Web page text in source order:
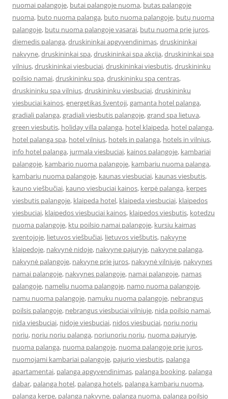
nuomai palangoje, butai palangoje nuoma, butas palangoje
nuoma, buto nuoma palanga, buto nuoma palangoje, butų nuoma
palangoje, butu nuoma palangoje vasarai, butu nuoma prie juros,
diemedis palanga,druskininkai apgyvendinimas,druskininkai
nakvyne,druskininkai spa,druskininkai spa akcija,druskininkai spa
vilnius,druskininkai viesbuciai,druskininkai viesbutis,druskininku
poilsio namai,druskininku spa,druskininku spa centras,
druskininku spa vilnius,druskininku viesbuciai,druskininku
viesbuciai kainos,energetikas šventoji,gamanta hotel palanga,
gradiali palanga,gradiali viesbutis palangoje,grand spa lietuva,
green viesbutis, holiday villa palanga, hotel klaipeda, hotel palanga,
hotel palanga spa, hotel vilnius, hotels in palanga, hotels in vilnius,
info hotel palanga, jurmala viesbuciai, kainos palangoje, kambariai
palangoje, kambario nuoma palangoje, kambariu nuoma palanga,
kambarių nuoma palangoje, kaunas viesbuciai, kaunas viesbutis,
kauno viešbučiai, kauno viesbuciai kainos, kerpė palanga, kerpes
viesbutis palangoje, klaipeda hotel, klaipeda viesbuciai, klaipedos
viesbuciai, klaipedos viesbuciai kainos, klaipedos viesbutis, kotedzu
nuoma palangoje, ktu poilsio namai palangoje, kursiu kaimas
sventojoje, lietuvos viešbučiai, lietuvos viešbutis, nakvyne
klaipedoje, nakvynė nidoje, nakvyne pajuryje, nakvyne palanga,
nakvynė palangoje, nakvyne prie juros, nakvynė vilniuje, nakvynes
namai palangoje, nakvynes palangoje, namai palangoje, namas
palangoje, namelių nuoma palangoje, namo nuoma palangoje,
namu nuoma palangoje, namuku nuoma palangoje, nebrangus
poilsis palangoje, nebrangus viesbuciai vilniuje, nida poilsio namai,
nida viesbuciai, nidoje viesbuciai, nidos viesbuciai, noriu noriu
noriu, noriu noriu palanga, noriunoriu noriu, nuoma pajuryje,
nuoma palanga, nuoma palangoje, nuoma palangoje prie juros,
nuomojami kambariai palangoje, pajurio viesbutis, palanga
apartamentai, palanga apgyvendinimas, palanga booking, palanga
dabar, palanga hotel, palanga hotels, palanga kambariu nuoma,
palanga kerpe, palanga nakvyne, palanga nuoma, palanga poilsio